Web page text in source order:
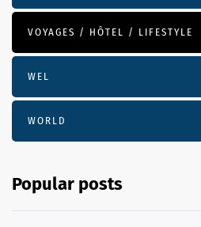
VOYAGES / HÔTEL / LIFESTYLE
WEL
WORLD
Popular posts